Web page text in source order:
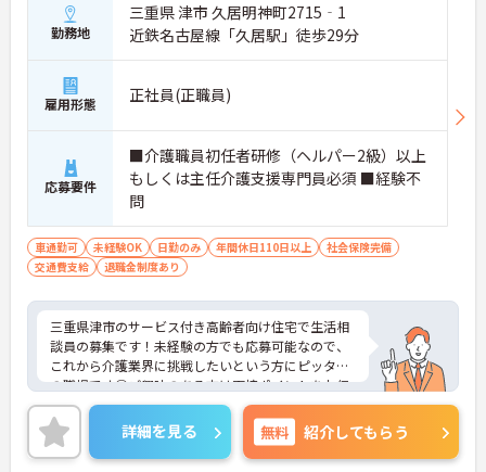
勤務地
三重県 津市 久居明神町2715‐1
近鉄名古屋線「久居駅」徒歩29分
雇用形態 正社員(正職員)
応募要件
■介護職員初任者研修（ヘルパー2級）以上
もしくは主任介護支援専門員必須 ■経験不
問
車通勤可 未経験OK 日勤のみ 年間休日110日以上
社会保険完備
交通費支給
退職金制度あり
三重県津市のサービス付き高齢者向け住宅で生活相
談員の募集です！未経験の方でも応募可能なので、
これから介護業界に挑戦したいという方にピッタリ
の職場です◎ご興味のある方は面接ポイントをお伝
えしますので、お気軽にご連絡ください！
詳細を見る 無料 紹介してもらう